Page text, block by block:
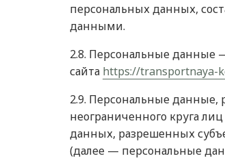
персональных данных,
данными.
2.8. Персональные данные
сайта https://transportnaya-
2.9. Персональные
неограниченного круга
данных, разрешенных
(далее — персональные